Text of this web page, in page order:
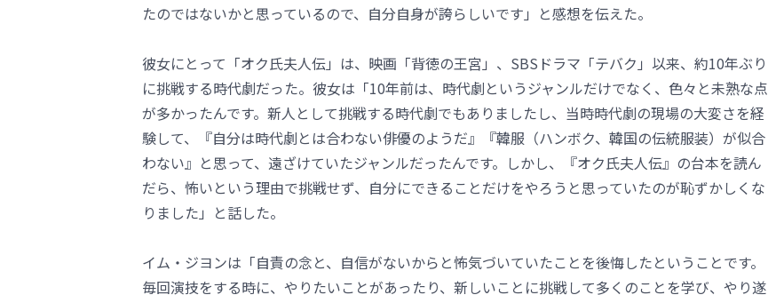
たのではないかと思っているので、自分自身が誇らしいです」と感想を伝えた。
彼女にとって「オク氏夫人伝」は、映画「背徳の王宮」、SBSドラマ「テバク」以来、約10年ぶり
に挑戦する時代劇だった。彼女は「10年前は、時代劇というジャンルだけでなく、色々と未熟な点
が多かったんです。新人として挑戦する時代劇でもありましたし、当時時代劇の現場の大変さを経
験して、『自分は時代劇とは合わない俳優のようだ』『韓服（ハンボク、韓国の伝統服装）が似合
わない』と思って、遠ざけていたジャンルだったんです。しかし、『オク氏夫人伝』の台本を読ん
だら、怖いという理由で挑戦せず、自分にできることだけをやろうと思っていたのが恥ずかしくな
りました」と話した。
イム・ジヨンは「自責の念と、自信がないからと怖気づいていたことを後悔したということです。
毎回演技をする時に、やりたいことがあったり、新しいことに挑戦して多くのことを学び、やり遂